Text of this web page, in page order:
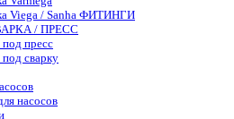
Viega / Sanha ФИТИНГИ
/ ПРЕСС
пресс
сварку
насосов